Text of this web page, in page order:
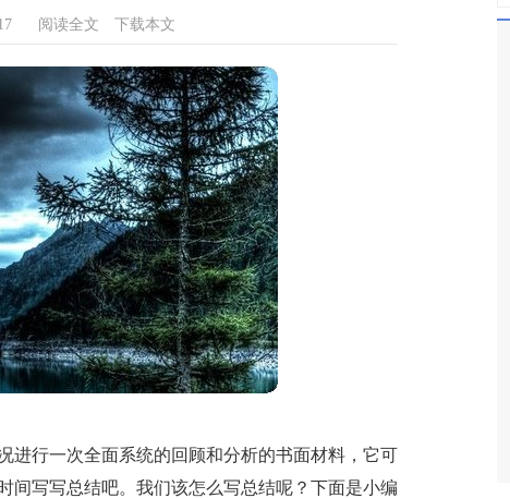
阅读全文 下载本文
进行一次全面系统的回顾和分析的书面材料，它可
间写写总结吧。我们该怎么写总结呢？下面是小编